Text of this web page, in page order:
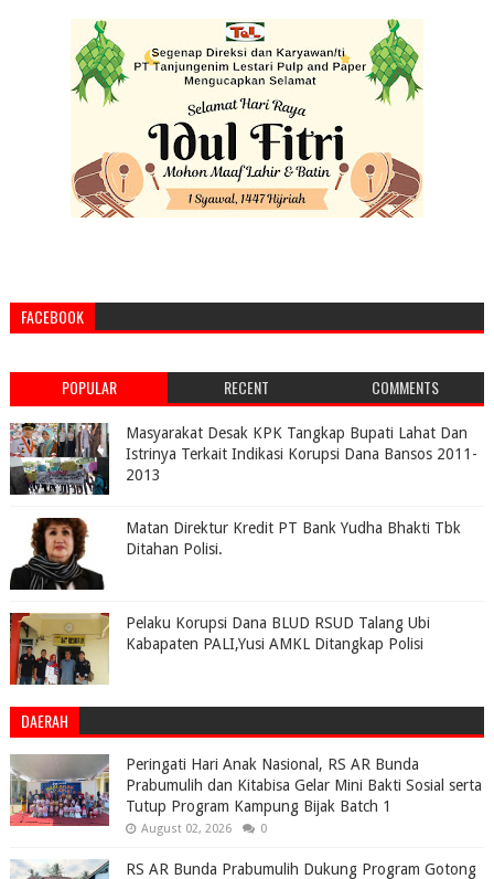
FACEBOOK
POPULAR RECENT COMMENTS
Masyarakat Desak KPK Tangkap Bupati Lahat Dan
Istrinya Terkait Indikasi Korupsi Dana Bansos 2011-
2013
Matan Direktur Kredit PT Bank Yudha Bhakti Tbk
Ditahan Polisi.
Pelaku Korupsi Dana BLUD RSUD Talang Ubi
Kabapaten PALI,Yusi AMKL Ditangkap Polisi
DAERAH
Peringati Hari Anak Nasional, RS AR Bunda
Prabumulih dan Kitabisa Gelar Mini Bakti Sosial serta
Tutup Program Kampung Bijak Batch 1
August 02, 2026 0
RS AR Bunda Prabumulih Dukung Program Gotong